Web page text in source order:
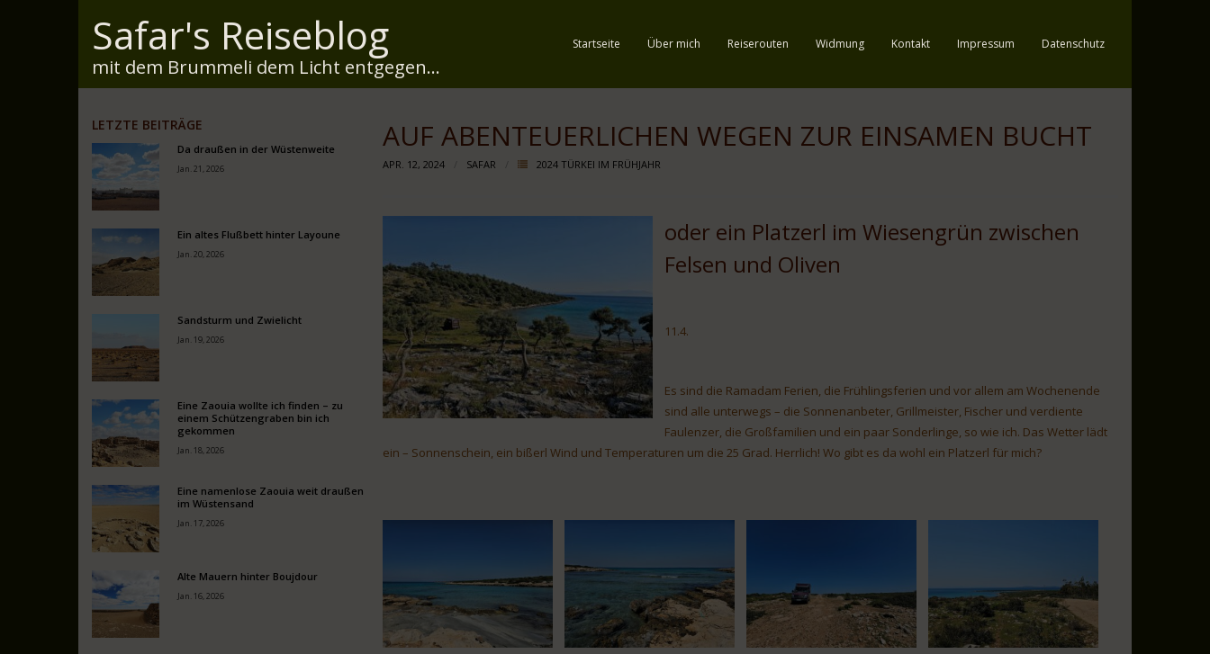
Safar's Reiseblog
mit dem Brummeli dem Licht entgegen...
Startseite Über mich Reiserouten Widmung Kontakt Impressum Datenschutz
AUF ABENTEUERLICHEN WEGEN ZUR EINSAMEN BUCHT
APR. 12, 2024 SAFAR 2024 TÜRKEI IM FRÜHJAHR
oder ein Platzerl im Wiesengrün zwischen
Felsen und Oliven
11.4.
Es sind die Ramadam Ferien, die Frühlingsferien und vor allem am Wochenende
sind alle unterwegs – die Sonnenanbeter, Grillmeister, Fischer und verdiente
Faulenzer, die Großfamilien und ein paar Sonderlinge, so wie ich. Das Wetter lädt
ein – Sonnenschein, ein bißerl Wind und Temperaturen um die 25 Grad. Herrlich! Wo gibt es da wohl ein Platzerl für mich?
LETZTE BEITRÄGE
Da draußen in der Wüstenweite
Jan. 21, 2026
Ein altes Flußbett hinter Layoune
Jan. 20, 2026
Sandsturm und Zwielicht
Jan. 19, 2026
Eine Zaouia wollte ich finden – zu
einem Schützengraben bin ich
gekommen
Jan. 18, 2026
Eine namenlose Zaouia weit draußen
im Wüstensand
Jan. 17, 2026
Alte Mauern hinter Boujdour
Jan. 16, 2026